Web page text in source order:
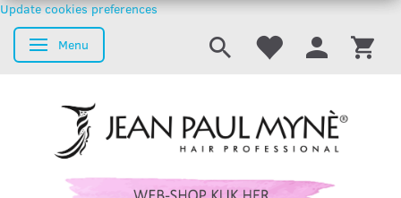
Update cookies preferences
Skifte navigation
Menu